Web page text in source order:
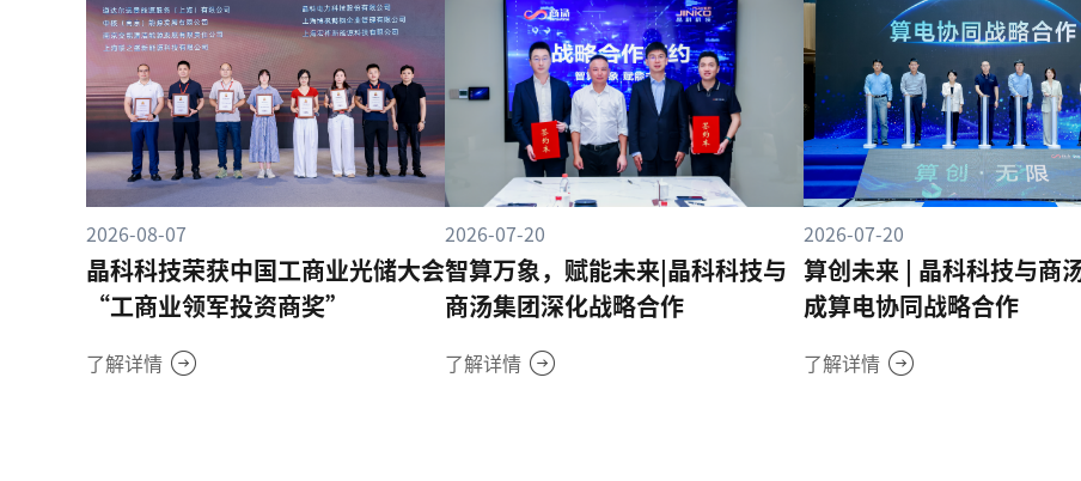
2026-08-07
晶科科技荣获中国工商业光储大会
“工商业领军投资商奖”
了解详情
2026-07-20
智算万象，赋能未来|晶科科技与
商汤集团深化战略合作
了解详情
2026-07-20
算创未来 | 晶科科技与商
成算电协同战略合作
了解详情